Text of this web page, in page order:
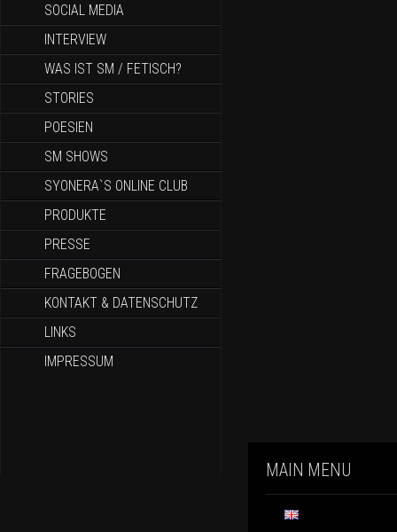
SOCIAL MEDIA
INTERVIEW
WAS IST SM / FETISCH?
STORIES
POESIEN
SM SHOWS
SYONERA`S ONLINE CLUB
PRODUKTE
PRESSE
FRAGEBOGEN
KONTAKT & DATENSCHUTZ
LINKS
IMPRESSUM
MAIN MENU